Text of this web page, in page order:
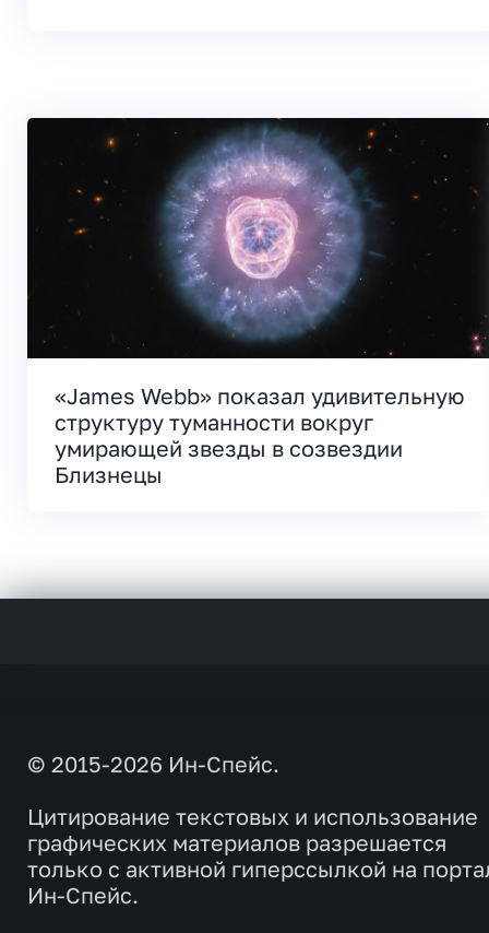
«James Webb» показал удивительную
структуру туманности вокруг
умирающей звезды в созвездии
Близнецы
© 2015-2026 Ин-Спейс.
Цитирование текстовых и использование
графических материалов разрешается
только с активной гиперссылкой на
Ин-Спейс.